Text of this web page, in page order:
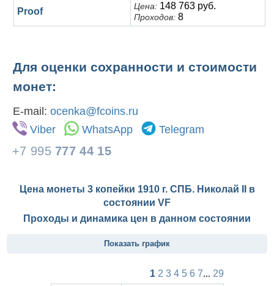
Proof Цена: 148 763 руб.
Проходов: 8
Для оценки сохранности и стоимости
монет:
E-mail: ocenka@fcoins.ru
Viber
WhatsApp Telegram
+7 995 777 44 15
Цена монеты 3 копейки 1910 г. СПБ. Николай II в
состоянии VF
Проходы и динамика цен в данном состоянии
Показать график
1 2 3 4 5 6 7... 29